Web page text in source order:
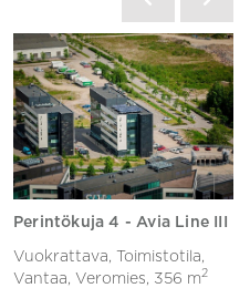
Perintökuja 4 - Avia Line III
Vuokrattava, Toimistotila,
Vantaa, Veromies, 356 m2